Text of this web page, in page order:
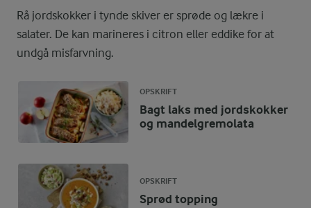
Rå jordskokker i tynde skiver er sprøde og lækre i
salater. De kan marineres i citron eller eddike for at
undgå misfarvning.
OPSKRIFT
Bagt laks med jordskokker
og mandelgremolata
OPSKRIFT
Sprød topping